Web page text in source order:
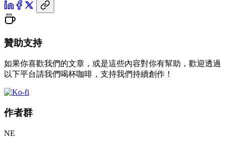
贊助支持
如果你喜歡我們的文章，或是這些內容對你有幫助，歡迎透過
以下平台請我們喝杯咖啡，支持我們持續創作！
作者群
NE